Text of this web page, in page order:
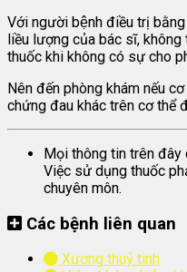
Với người bệnh điều trị
liều lượng của bác sĩ,
thuốc khi không có sự cho
Nên đến phòng khám nếu
chứng đau khác trên cơ thể
Mọi thông tin trên đây
Việc sử dụng thuốc
chuyên môn.
Các bệnh liên quan
Xương thuỷ tinh